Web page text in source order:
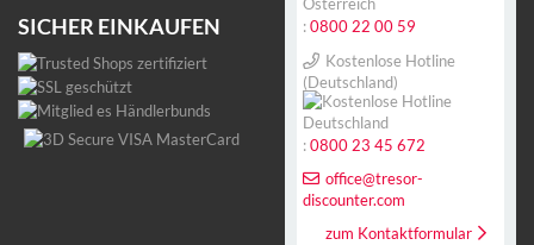
SICHER EINKAUFEN :0800 22 00 59
Kostenlose Hotline
(Deutschland)
:0800 23 45 672
office@tresor-
discounter.com
zum Kontaktformular